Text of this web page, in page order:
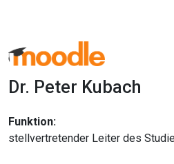
Dr. Peter Kubach
Funktion:
stellvertretender Leiter des